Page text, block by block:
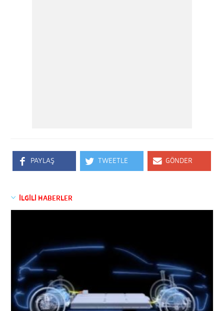
PAYLAŞ TWEETLE GÖNDER
İLGİLİ HABERLER